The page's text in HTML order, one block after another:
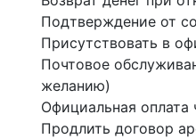
Подтверждение от
Присутствовать в
Почтовое
желанию)
Официальная оплата
Продлить договор